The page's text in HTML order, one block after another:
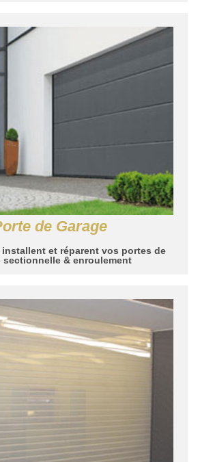
de Garage
installent et réparent vos portes de
sectionnelle & enroulement